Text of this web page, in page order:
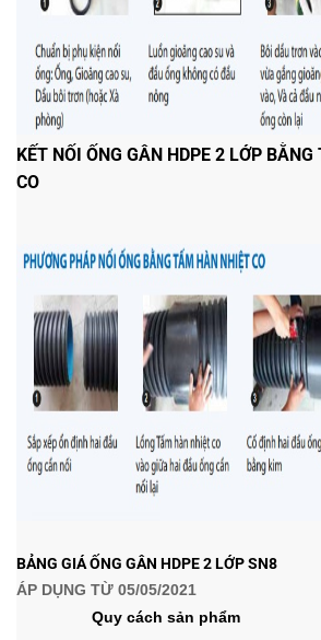
KẾT NỐI ỐNG GÂN HDPE 2 LỚP
CO
BẢNG GIÁ ỐNG GÂN HDPE 2 LỚP SN8
ÁP DỤNG TỪ 05/05/2021
Quy cách sản phẩm